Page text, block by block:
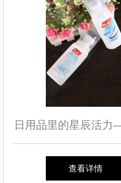
日用品里的星辰活
之家的好物发现
查看详情